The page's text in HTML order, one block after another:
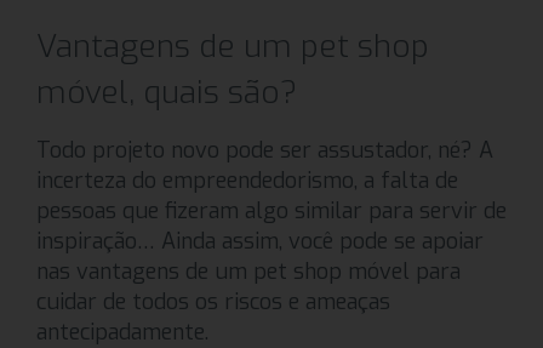
Vantagens de um pet shop
móvel, quais são?
Todo projeto novo pode ser assustador, né? A
incerteza do empreendedorismo, a falta de
pessoas que fizeram algo similar para servir de
inspiração… Ainda assim, você pode se apoiar
nas vantagens de um pet shop móvel para
cuidar de todos os riscos e ameaças
antecipadamente.